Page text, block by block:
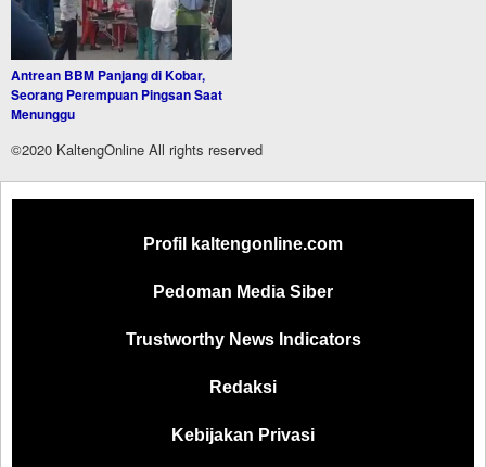
Antrean BBM Panjang di Kobar,
Seorang Perempuan Pingsan Saat
Menunggu
©2020 KaltengOnline All rights reserved
Profil kaltengonline.com
Pedoman Media Siber
Trustworthy News Indicators
Redaksi
Kebijakan Privasi